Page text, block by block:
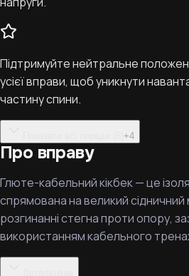
Підтримуйте нейтральне
усієї вправи, щоб уникнути
частину спини.
+4
Про вправу
Глюте-кабельний кікбек — це
спрямована на великий сідничний
розгинанні стегна проти опору,
використанням кабельного